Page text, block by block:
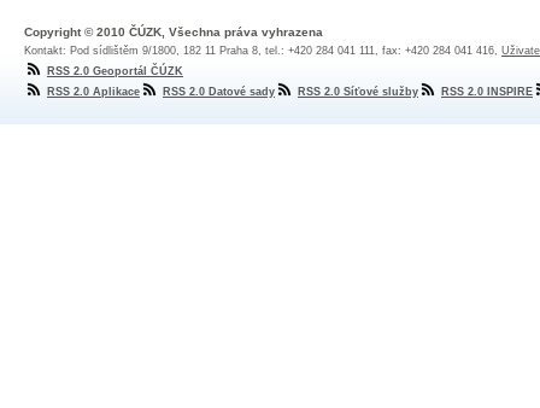
Copyright © 2010 ČÚZK, Všechna práva vyhrazena
Kontakt: Pod sídlištěm 9/1800, 182 11 Praha 8, tel.: +420 284 041 111, fax: +420 284 041 416,
RSS 2.0 Geoportál ČÚZK
RSS 2.0 Aplikace
RSS 2.0 Datové sady RSS 2.0 Síťové služby RSS 2.0 INSPIRE